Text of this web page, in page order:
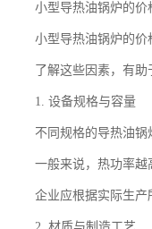
小型导热油锅炉的价
小型导热油锅炉的价
了解这些因素，有
1. 设备规格与容量
不同规格的导热油锅
一般来说，热功率越
企业应根据实际生产